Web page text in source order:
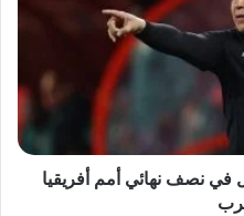
نصف نهائي أمم أفريقيا